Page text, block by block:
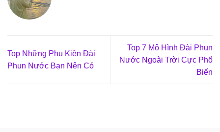
Top Những Phụ Kiện Đài
Phun Nước Bạn Nên Có
Top 7 Mô Hình Đài Phun
Nước Ngoài Trời Cực Phổ
Biến